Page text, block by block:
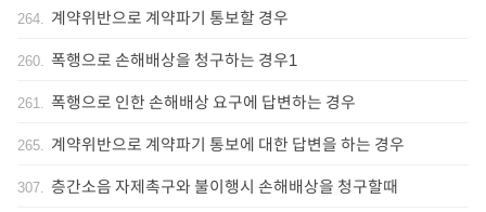
264. 계약위반으로 계약파기 통보할 경우
260. 폭행으로 손해배상을 청구하는 경우1
261. 폭행으로 인한 손해배상 요구에 답변하는 경우
265. 계약위반으로 계약파기 통보에 대한 답변을 하는 경우
307. 층간소음 자제촉구와 불이행시 손해배상을 청구할때